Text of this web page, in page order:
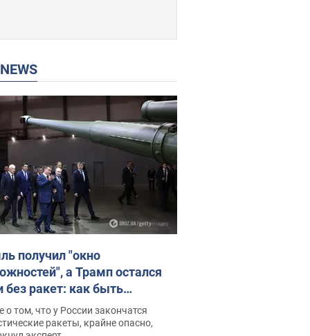
NEWS
получил "окно
а Трамп остался
без ракет: как быть
Интервью с Мельником
о том, что у России закончатся
ракеты, крайне опасно,